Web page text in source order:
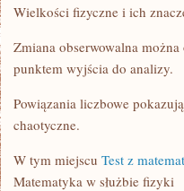
Wielkości fizyczne i ich
Zmiana obserwowalna
punktem wyjścia do analizy.
Powiązania liczbowe
chaotyczne.
W tym miejscu Test z
Matematyka w służbie fizyki